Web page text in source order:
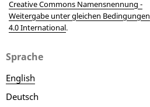
Creative Commons Namensnennung -
Weitergabe unter gleichen Bedingungen
4.0 International.
Sprache
English
Deutsch